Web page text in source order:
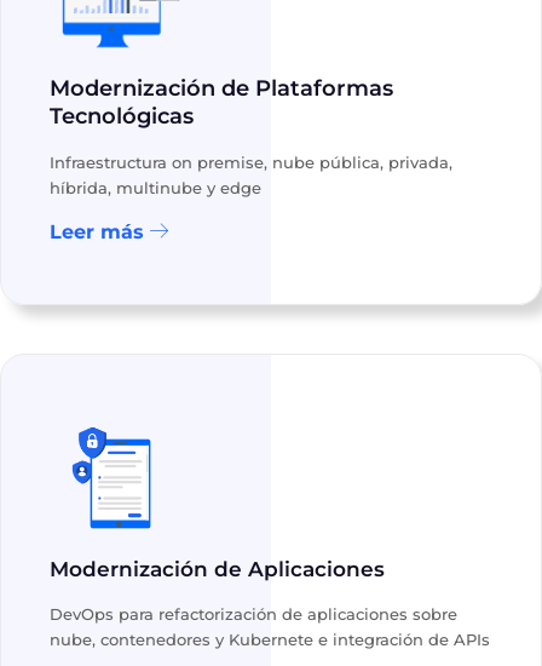
Modernización de Plataformas
Tecnológicas
Infraestructura on premise, nube pública, privada,
híbrida, multinube y edge
Leer más
Modernización de Aplicaciones
DevOps para refactorización de aplicaciones sobre
nube, contenedores y Kubernete e integración de APIs